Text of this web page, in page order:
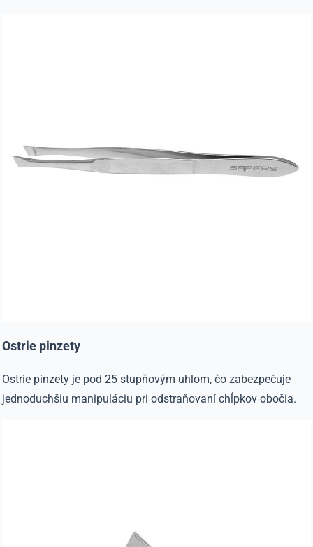
Ostrie pinzety
Ostrie pinzety je pod 25 stupňovým uhlom, čo zabezpečuje
jednoduchšiu manipuláciu pri odstraňovaní chĺpkov obočia.